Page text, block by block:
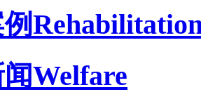
Welfare